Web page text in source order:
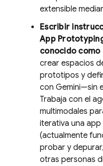
extensible
Escribir
App
conocido como
crear espacios
prototipos y
con Gemini—sin
Trabaja con el
multimodales
iterativa una
(actualmente
probar y
otras personas